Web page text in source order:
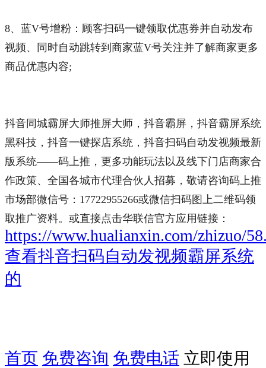
8、蓝V号增粉：顾客扫码一键领取优惠券并自动发布
视频、同时自动跳转到商家蓝V号关注并了解商家更多
商品优惠内容;
抖音同城霸屏大师推屏大师， 抖音霸屏 ，抖音霸屏系统
黑科技，抖音一键探店系统，抖音扫码自动发视频最新
版系统——码上推 ，更多功能玩法以及线下门店商家合
作政策、全国各城市代理合伙人招募，敬请咨询码上推
市场部微信号： 17722955266或微信扫码图上二维码领
取推广资料。或直接点击华联信官方应用链接：
https://www.hualianxin.com/zhizuo/
查看抖音扫码自动发视频霸屏系统
的
首页 免费咨询 免费电话 立即使用